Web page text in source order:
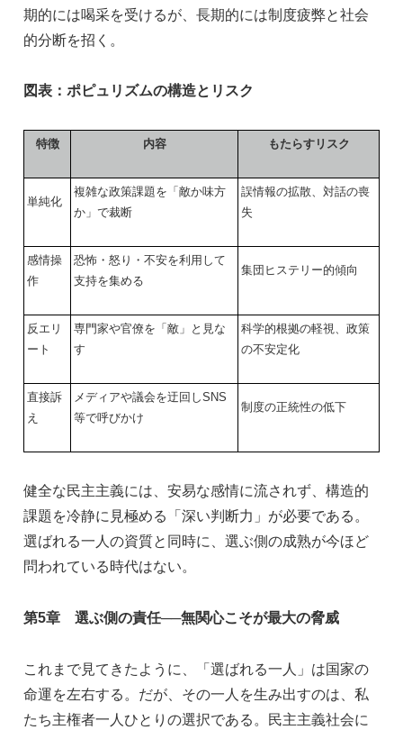
期的には喝采を受けるが、長期的には制度疲弊と社会
的分断を招く。
図表：ポピュリズムの構造とリスク
特徴 内容 もたらすリスク
単純化
複雑な政策課題を「敵か味方
か」で裁断
誤情報の拡散、対話の喪
失
感情操
作
恐怖・怒り・不安を利用して
支持を集める
集団ヒステリー的傾向
反エリ
ート
専門家や官僚を「敵」と見な
す
科学的根拠の軽視、政策
の不安定化
直接訴
え
メディアや議会を迂回しSNS
等で呼びかけ
制度の正統性の低下
健全な民主主義には、安易な感情に流されず、構造的
課題を冷静に見極める「深い判断力」が必要である。
選ばれる一人の資質と同時に、選ぶ側の成熟が今ほど
問われている時代はない。
第5章 選ぶ側の責任──無関心こそが最大の脅威
これまで見てきたように、「選ばれる一人」は国家の
命運を左右する。だが、その一人を生み出すのは、私
たち主権者一人ひとりの選択である。民主主義社会に